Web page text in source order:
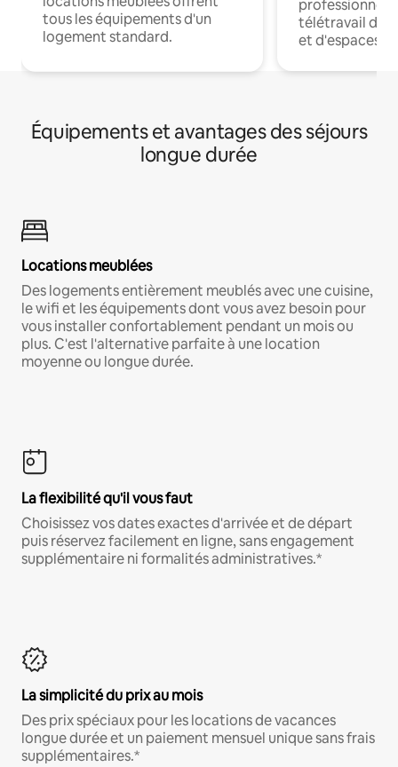
tous les équipements d'un
logement standard.
professionnels
télétravail
et d'espaces
Équipements et avantages des séjours
longue durée
Locations meublées
Des logements entièrement meublés avec une cuisine,
le wifi et les équipements dont vous avez besoin pour
vous installer confortablement pendant un mois ou
plus. C'est l'alternative parfaite à une location
moyenne ou longue durée.
La flexibilité qu'il vous faut
Choisissez vos dates exactes d'arrivée et de départ
puis réservez facilement en ligne, sans engagement
supplémentaire ni formalités administratives.*
La simplicité du prix au mois
Des prix spéciaux pour les locations de vacances
longue durée et un paiement mensuel unique sans frais
supplémentaires.*